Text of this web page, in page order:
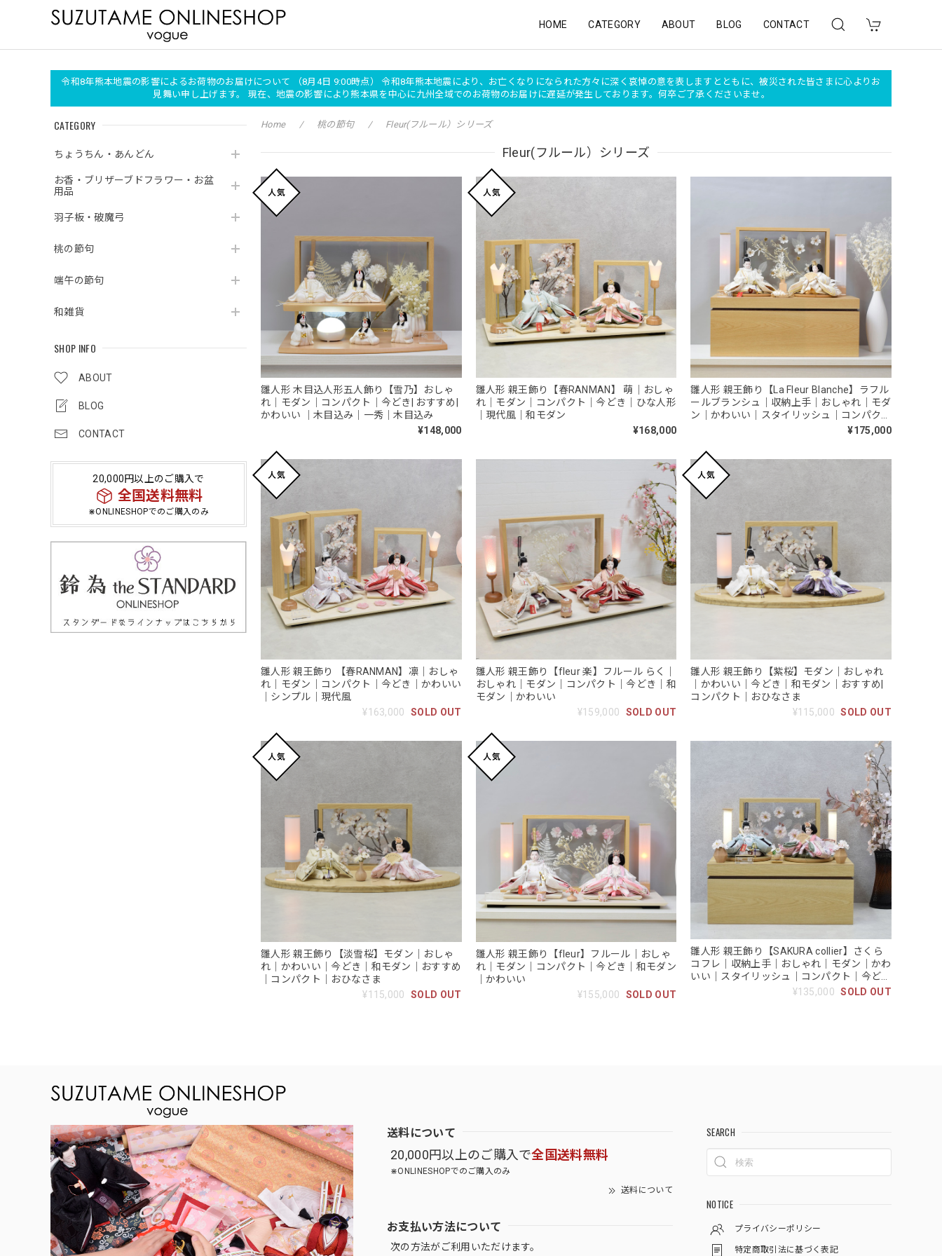
HOME CATEGORY ABOUT BLOG CONTACT
令和8年熊本地震の影響によるお荷物のお届けについて （8月4日 9:00時点） 令和8年熊本地震により、お亡くなりになられた方々に深く哀悼の意を表しますとともに、被災された皆さまに心よりお
見舞い申し上げます。 現在、地震の影響により熊本県を中心に九州全域でのお荷物のお届けに遅延が発生しております。何卒ご了承くださいませ。
CATEGORY
ちょうちん・あんどん
お香・ブリザーブドフラワー・お盆
用品
羽子板・破魔弓
桃の節句
端午の節句
和雑貨
SHOP INFO
ABOUT
BLOG
CONTACT
20,000円以上のご購入で
全国送料無料
⋇ONLINESHOPでのご購入のみ
Home 桃の節句 Fleur(フルール）シリーズ
Fleur(フルール）シリーズ
雛人形 木目込人形五人飾り【雪乃】おしゃ
れ｜モダン｜コンパクト｜今どき| おすすめ|
かわいい ｜木目込み｜一秀｜木目込み
¥148,000
雛人形 親王飾り【春RANMAN】 萌｜おしゃ
れ｜モダン｜コンパクト｜今どき｜ひな人形
｜現代風｜和モダン
¥168,000
雛人形 親王飾り【La Fleur Blanche】ラフル
ールブランシュ｜収納上手｜おしゃれ｜モダ
ン｜かわいい｜スタイリッシュ｜コンパクト
¥175,000
雛人形 親王飾り 【春RANMAN】凛｜おしゃ
れ｜モダン｜コンパクト｜今どき｜かわいい
｜シンプル｜現代風
¥163,000
SOLD OUT
雛人形 親王飾り【fleur 楽】フルール らく｜
おしゃれ｜モダン｜コンパクト｜今どき｜和
モダン｜かわいい
¥159,000
SOLD OUT
雛人形 親王飾り【紫桜】モダン｜おしゃれ
｜かわいい｜今どき｜和モダン｜おすすめ|
コンパクト｜おひなさま
¥115,000 SOLD OUT
雛人形 親王飾り【淡雪桜】モダン｜おしゃ
れ｜かわいい｜今どき｜和モダン｜おすすめ
｜コンパクト｜おひなさま
¥115,000
SOLD OUT
雛人形 親王飾り【fleur】フルール｜おしゃ
れ｜モダン｜コンパクト｜今どき｜和モダン
｜かわいい
¥155,000
SOLD OUT
雛人形 親王飾り【SAKURA collier】さくら
コフレ｜収納上手｜おしゃれ｜モダン｜かわ
いい｜スタイリッシュ｜コンパクト｜今どき
｜和モダン｜ひな人形｜おひなさま
¥135,000 SOLD OUT
送料について
20,000円以上のご購入で全国送料無料
⋇ONLINESHOPでのご購入のみ
送料について
お支払い方法について
次の方法がご利用いただけます。
SEARCH
NOTICE
プライバシーポリシー
特定商取引法に基づく表記